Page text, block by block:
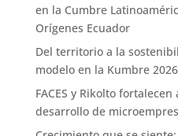
en la Cumbre
Orígenes Ecuador
Del territorio a la
modelo en la Kumbre 2026
FACES y Rikolto
desarrollo de